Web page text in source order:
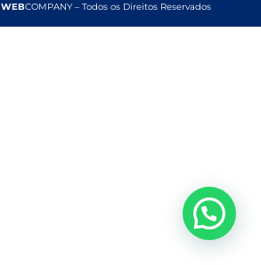
WEBCOMPANY – Todos os Direitos Reservados